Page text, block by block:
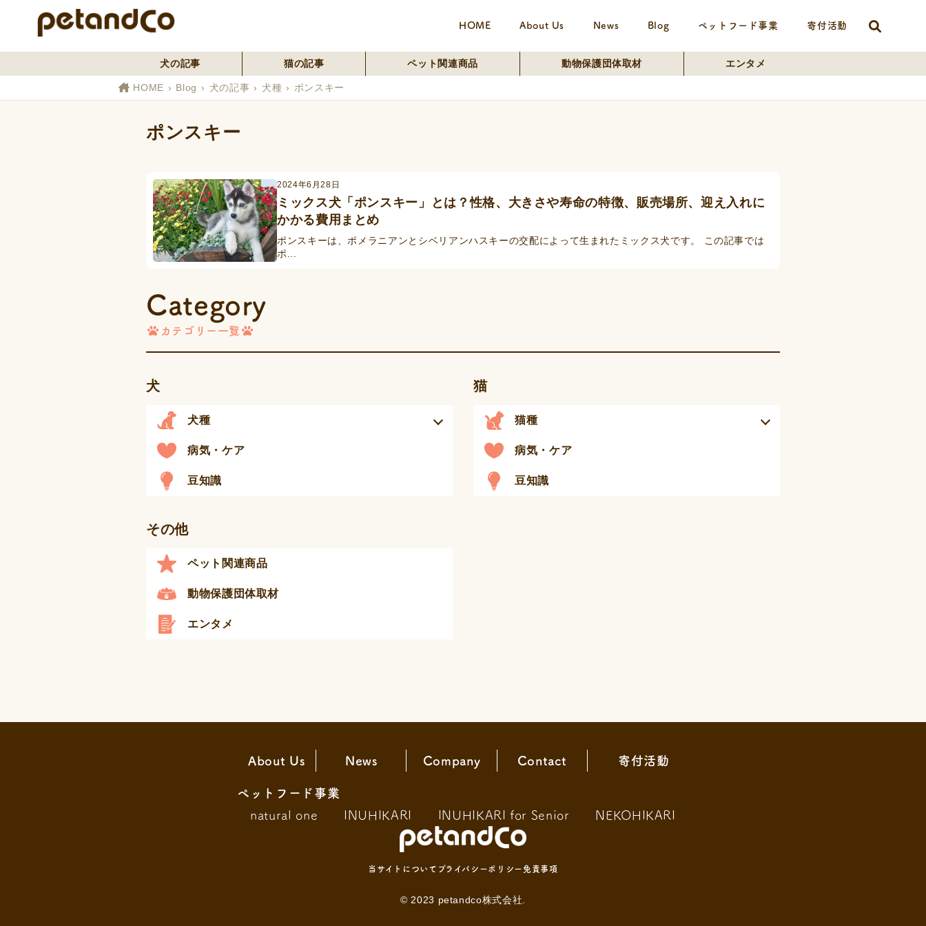
HOME About Us News Blog ペットフード事業 寄付活動
犬の記事 猫の記事 ペット関連商品 動物保護団体取材 エンタメ
HOME Blog 犬の記事 犬種 ポンスキー
ポンスキー
2024年6月28日
ミックス犬「ポンスキー」とは？性格、大きさや寿命の特徴、販売場所、迎え入れに
かかる費用まとめ
ポンスキーは、ポメラニアンとシベリアンハスキーの交配によって生まれたミックス犬です。 この記事では
ポ...
Category
カテゴリー一覧
犬
犬種
病気・ケア
豆知識
猫
猫種
病気・ケア
豆知識
その他
ペット関連商品
動物保護団体取材
エンタメ
About Us News Company Contact 寄付活動
ペットフード事業
natural one
INUHIKARI INUHIKARI for Senior NEKOHIKARI
当サイトについて プライバシーポリシー 免責事項
© 2023 petandco株式会社.